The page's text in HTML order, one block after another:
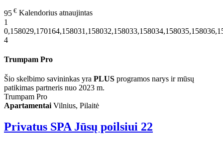
95 € Kalendorius atnaujintas
1
4
Trumpam Pro
Šio skelbimo savininkas yra PLUS programos narys ir mūsų
patikimas partneris nuo 2023 m.
Trumpam Pro
Apartamentai Vilnius, Pilaitė
Privatus SPA Jūsų poilsiui 22